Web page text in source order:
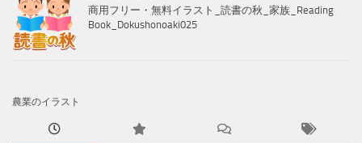
商用フリー・無料イラスト_読書の秋_家族_Reading
Book_Dokushonoaki025
農業のイラスト